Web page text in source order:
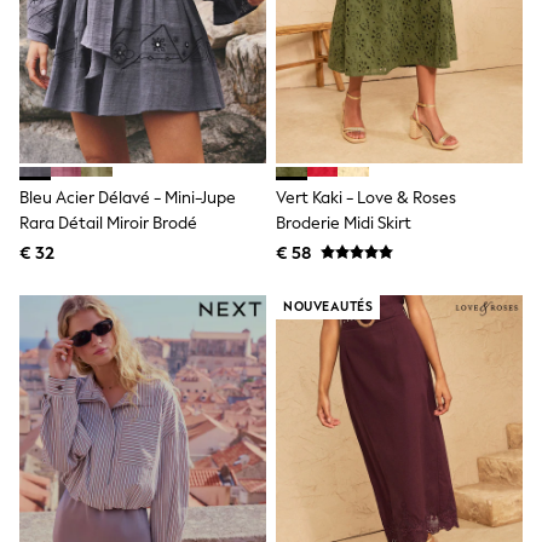
Crocs
Havaianas
Pour Moi
Rayban
Skechers
GIRLS
New In
New in from Next
New In
Trending: Top & Short Sets
THE SET
50 - 92cm
98 - 110cm
116 - 134cm
140 - 174cm
All Clothing
T-Shirts
Dresses
Shorts & Skirts
Coats & Jackets
Sweatshirts & Hoodies
Bleu Acier Délavé - Mini-Jupe
Rara Détail Miroir Brodé
€ 32
Vert Kaki - Love & Roses
Broderie Midi Skirt
€ 58
NOUVEAUTÉS